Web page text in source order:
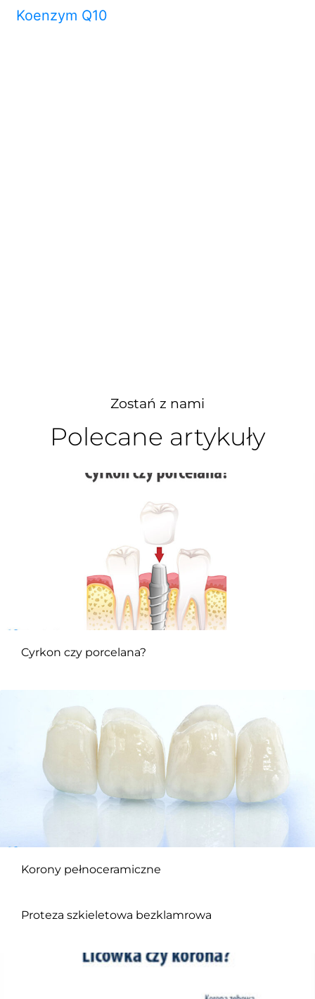
Koenzym Q10
Zostań z nami
Polecane artykuły
Cyrkon czy porcelana?
Korony pełnoceramiczne
Proteza szkieletowa bezklamrowa